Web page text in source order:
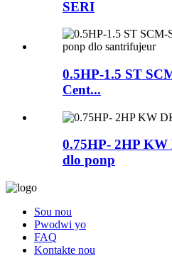
SERI
0.5HP-1.5 ST
Cent...
0.75HP- 2HP
dlo ponp
Sou nou
Pwodwi yo
FAQ
Kontakte nou